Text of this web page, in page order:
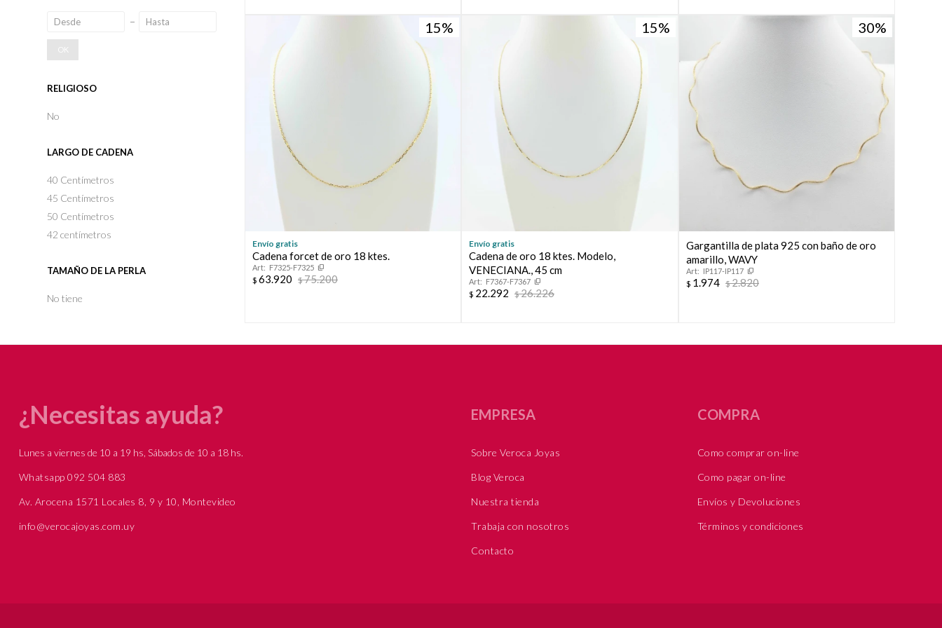
15
Envío gratis
Cadena forcet de oro 18 ktes.
F7325-F7325
$ 63.920 $75.200
15
Envío gratis
Cadena de oro 18 ktes. Modelo,
VENECIANA., 45 cm
F7367-F7367
$ 22.292 $26.226
30
Gargantilla de plata 925 con baño de oro
amarillo, WAVY
IP117-IP117
$ 1.974 $2.820
OK
RELIGIOSO
No
LARGO DE CADENA
40 Centímetros
45 Centímetros
50 Centímetros
42 centímetros
TAMAÑO DE LA PERLA
No tiene
¿Necesitas ayuda?
Lunes a viernes de 10 a 19 hs, Sábados de 10 a 18 hs.
Whatsapp 092 504 883
Av. Arocena 1571 Locales 8, 9 y 10, Montevideo
info@verocajoyas.com.uy
EMPRESA
Sobre Veroca Joyas
Blog Veroca
Nuestra tienda
Trabaja con nosotros
Contacto
COMPRA
Como comprar on-line
Como pagar on-line
Envíos y Devoluciones
Términos y condiciones
Mes
* sujeto a aprobación crediticia. El monto disponible puede
variar por comercio